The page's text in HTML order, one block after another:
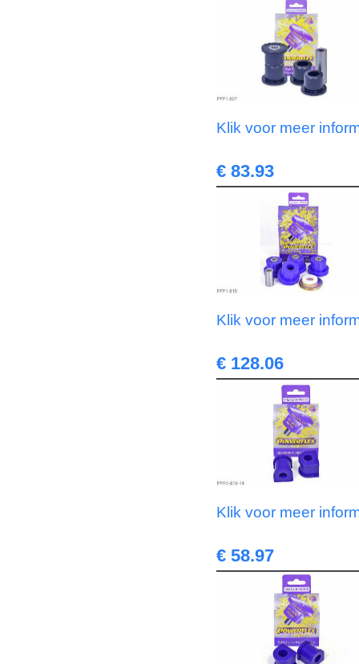
Klik voor meer
€ 83.93
Klik voor meer
€ 128.06
Klik voor meer
€ 58.97